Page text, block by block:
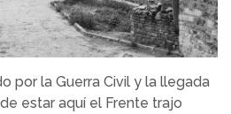
por la Guerra Civil y la llegada
estar aquí el Frente trajo